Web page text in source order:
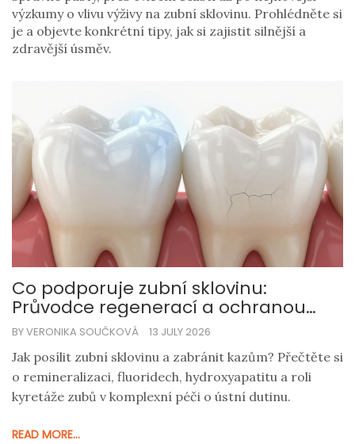
výzkumy o vlivu výživy na zubní sklovinu. Prohlédněte si
je a objevte konkrétní tipy, jak si zajistit silnější a
zdravější úsměv.
Co podporuje zubní sklovinu:
Průvodce regenerací a ochranou
před kazem
BY VERONIKA SOUČKOVÁ 13 JULY 2026
Jak posílit zubní sklovinu a zabránit kazům? Přečtěte si
o remineralizaci, fluoridech, hydroxyapatitu a roli
kyretáže zubů v komplexní péči o ústní dutinu.
READ MORE...